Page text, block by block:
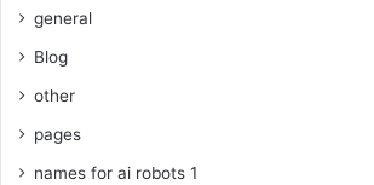
general
Blog
other
pages
names for ai robots 1